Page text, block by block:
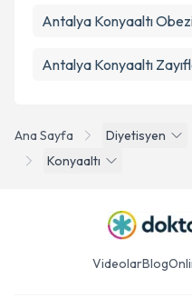
Ana Sayfa Diyetisyen
Konyaaltı
Antalya Konyaaltı
Antalya Konyaaltı
VideolarBlog